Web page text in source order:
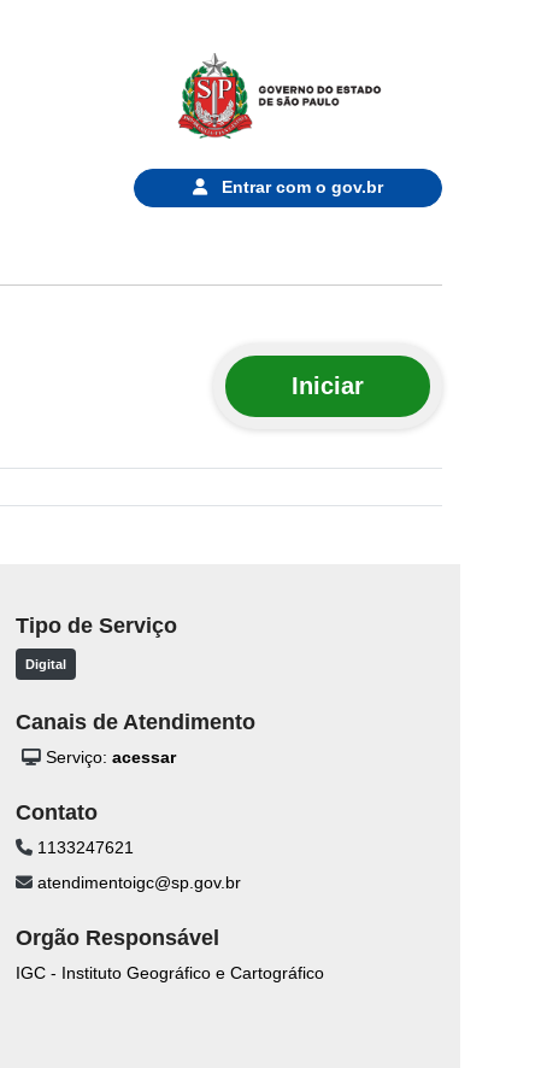
Entrar com o gov.br
Iniciar
Tipo de Serviço
Digital
Canais de Atendimento
Serviço: acessar
Contato
1133247621
atendimentoigc@sp.gov.br
Orgão Responsável
IGC - Instituto Geográfico e Cartográfico